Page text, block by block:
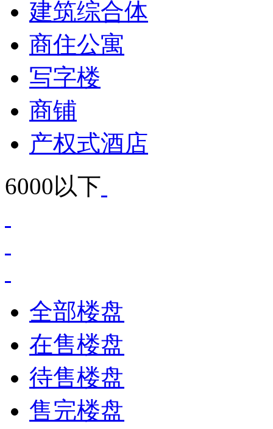
建筑综合体
商住公寓
写字楼
商铺
产权式酒店
6000以下
全部楼盘
在售楼盘
待售楼盘
售完楼盘